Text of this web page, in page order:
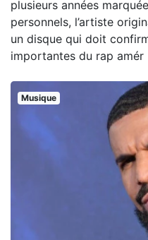
plusieurs années
personnels, l’artiste
un disque qui doit
importantes du rap amér
Musique